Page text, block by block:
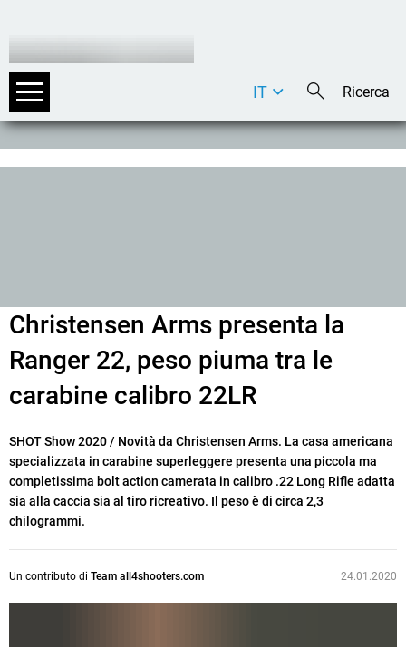
DE
IT
Christensen Arms presenta la
Ranger 22, peso piuma tra le
carabine calibro 22LR
SHOT Show 2020 / Novità da Christensen Arms. La casa americana
specializzata in carabine superleggere presenta una piccola ma
completissima bolt action camerata in calibro .22 Long Rifle adatta
sia alla caccia sia al tiro ricreativo. Il peso è di circa 2,3
chilogrammi.
Un contributo di Team all4shooters.com 24.01.2020